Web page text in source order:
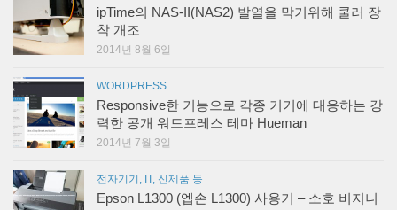
ipTime의 NAS-II(NAS2) 발열을 막기위해 쿨러 장
착 개조
2014년 8월 6일
WORDPRESS
Responsive한 기능으로 각종 기기에 대응하는 강
력한 공개 워드프레스 테마 Hueman
2014년 7월 3일
전자기기, IT, 신제품 등
Epson L1300 (엡손 L1300) 사용기 – 소호 비지니